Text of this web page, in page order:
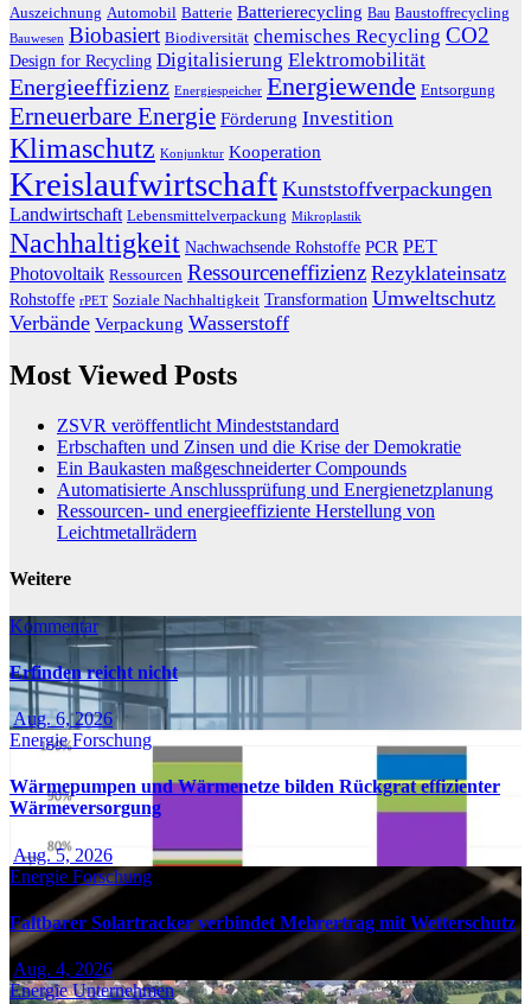
Auszeichnung Automobil Batterie Batterierecycling Bau Baustoffrecycling
Bauwesen Biobasiert Biodiversität chemisches Recycling CO2
Design for Recycling Digitalisierung Elektromobilität
Energieeffizienz Energiespeicher Energiewende Entsorgung
Erneuerbare Energie Förderung Investition
Klimaschutz Konjunktur Kooperation
Kreislaufwirtschaft Kunststoffverpackungen
Landwirtschaft Lebensmittelverpackung Mikroplastik
Nachhaltigkeit Nachwachsende Rohstoffe PCR PET
Photovoltaik Ressourcen Ressourceneffizienz Rezyklateinsatz
Rohstoffe rPET Soziale Nachhaltigkeit Transformation Umweltschutz
Verbände Verpackung Wasserstoff
Most Viewed Posts
ZSVR veröffentlicht Mindeststandard
Erbschaften und Zinsen und die Krise der Demokratie
Ein Baukasten maßgeschneiderter Compounds
Automatisierte Anschlussprüfung und Energienetzplanung
Ressourcen- und energieeffiziente Herstellung von
Leichtmetallrädern
Weitere
Kommentar
Erfinden reicht nicht
Aug. 6, 2026
EnergieForschung
Wärmepumpen und Wärmenetze bilden Rückgrat effizienter
Wärmeversorgung
Aug. 5, 2026
Energie Forschung
Faltbarer Solartracker verbindet Mehrertrag mit Wetterschutz
Aug. 4, 2026
EnergieUnternehmen